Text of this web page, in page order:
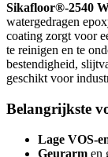
Sikafloor®-2540
watergedragen
coating zorgt voor
te reinigen en te
bestendigheid,
geschikt voor
Belangrijkste
Lage VOS-
Geurarm en